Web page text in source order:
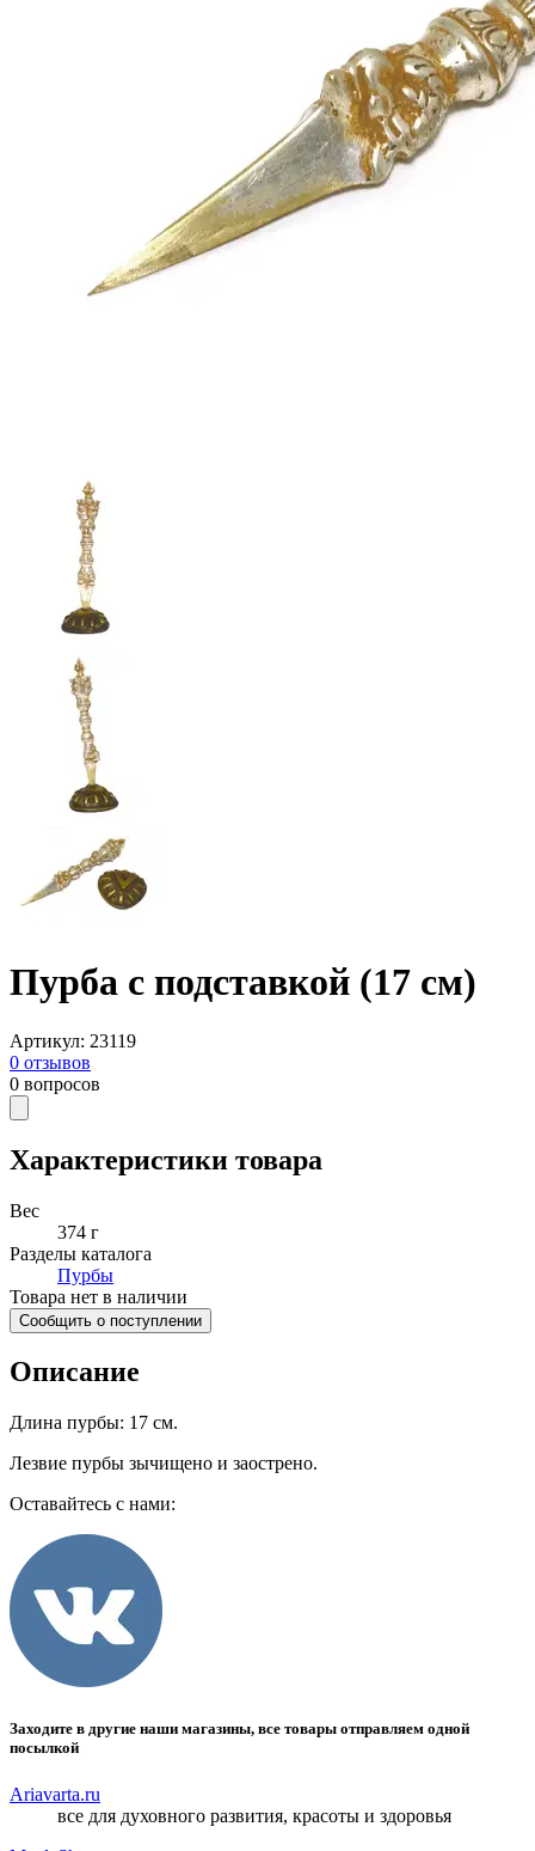
Пурба с подставкой (17 см)
Артикул: 23119
0 отзывов
0 вопросов
Характеристики товара
Вес
374 г
Разделы каталога
Пурбы
Товара нет в наличии
Сообщить о поступлении
Описание
Длина пурбы: 17 см.
Лезвие пурбы зычищено и заострено.
Оставайтесь с нами:
Заходите в другие наши магазины, все товары отправляем одной
посылкой
Ariavarta.ru
все для духовного развития, красоты и здоровья